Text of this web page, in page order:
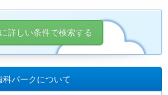
詳しい条件で検索する
科パークについて